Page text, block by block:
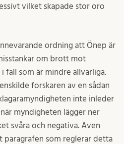
vilket skapade stor oro
ordning att Önep är
om brott mot
fall som är mindre allvarliga.
forskaren av en sådan
inte inleder
myndigheten lägger ner
svåra och negativa. Även
paragrafen som reglerar detta